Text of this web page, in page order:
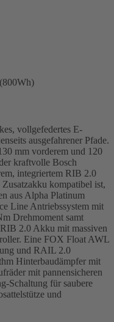
vollgefedertes E-
ausgefahrener Pfade.
mm vorderem und 120
kraftvolle Bosch
integriertem RIB 2.0
kompatibel ist,
aus Alpha Platinum
Line Antriebssystem mit
Drehmoment samt
2.0 Akku mit massiven
Eine FOX Float AWL
und RAIL 2.0
Hinterbaudämpfer mit
mit pannensicheren
Schaltung für saubere
und